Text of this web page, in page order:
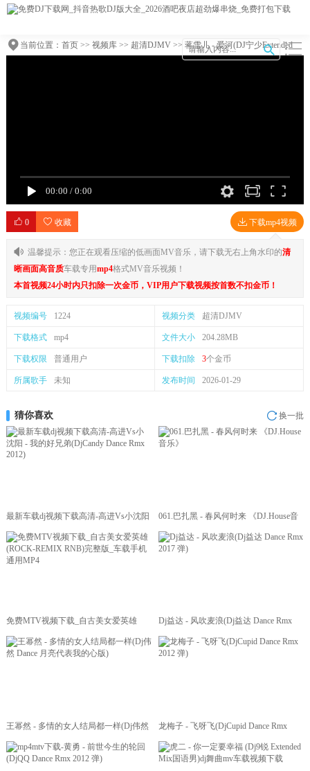
当前位置： 首页>> 视频库>> 超清DJMV>> 蒋雪儿 - 爱河(DJ宁少Extended
00:00 / 0:00
0 收藏 下载mp4视频
温馨提示：您正在观看压缩的低画面MV音乐，请下载无右上角水印的清
晰画面高音质车载专用mp4格式MV音乐视频！
本首视频24小时内只扣除一次金币，VIP用户下载视频按首数不扣金币！
视频编号 1224 视频分类 超清DJMV
下载格式 mp4 文件大小 204.28MB
下载权限 普通用户 下载扣除 3个金币
所属歌手 未知 发布时间 2026-01-29
猜你喜欢 换一批
最新车载dj视频下载高清-高进Vs小沈阳
- 我的好兄弟(DjCandy Dance Rmx 2012)
061.巴扎黑 - 春风何时来 《DJ.House音
乐》
免费MTV视频下载_自古美女爱英雄
(ROCK-REMIX RNB)完整版_车载手机
通用MP4
Dj益达 - 风吹麦浪(Dj益达 Dance Rmx
2017 弹)
王幂然 - 多情的女人结局都一样(Dj伟然
Dance 月亮代表我的心版)
龙梅子 - 飞呀飞(DjCupid Dance Rmx
2012 弹)